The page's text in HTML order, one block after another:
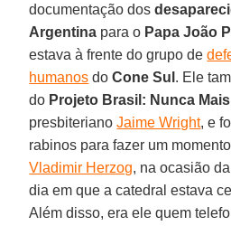
documentação dos
Argentina para o Papa João
estava à frente do grupo de
humanos doCone Sul . Ele
do Projeto Brasil: Nunca Mais
presbiterianoJaime Wright, e
rabinos para fazer um
Vladimir Herzog, na ocasião
dia em que a catedral estava
Além disso, era ele quem